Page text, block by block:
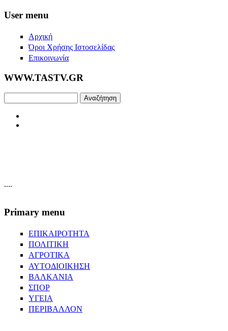
Skip to main content
User menu
Αρχική
Όροι Χρήσης Ιστοσελίδας
Επικοινωνία
WWW.TASTV.GR
....
Primary menu
ΕΠΙΚΑΙΡΟΤΗΤΑ
ΠΟΛΙΤΙΚΗ
ΑΓΡΟΤΙΚΑ
ΑΥΤΟΔΙΟΙΚΗΣΗ
ΒΑΛΚΑΝΙΑ
ΣΠΟΡ
ΥΓΕΙΑ
ΠΕΡΙΒΑΛΛΟΝ